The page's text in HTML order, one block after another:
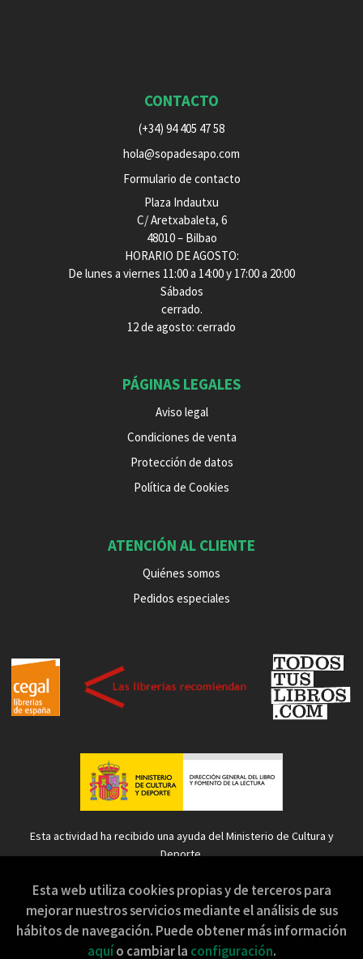
CONTACTO
(+34) 94 405 47 58
hola@sopadesapo.com
Formulario de contacto
Plaza Indautxu
C/ Aretxabaleta, 6
48010 – Bilbao
HORARIO DE AGOSTO:
De lunes a viernes 11:00 a 14:00 y 17:00 a 20:00
Sábados
cerrado.
12 de agosto: cerrado
PÁGINAS LEGALES
Aviso legal
Condiciones de venta
Protección de datos
Política de Cookies
ATENCIÓN AL CLIENTE
Quiénes somos
Pedidos especiales
Esta actividad ha recibido una ayuda del Ministerio de Cultura y
Deporte.
2026 © Sopa de Sapo . Todos los Derechos Reservados |
Esta web utiliza cookies propias y de terceros para
mejorar nuestros servicios mediante el análisis de sus
hábitos de navegación. Puede obtener más información
aquío cambiar la configuración.